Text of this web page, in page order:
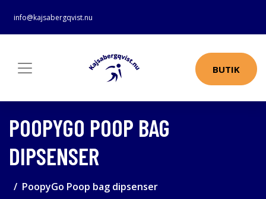
info@kajsabergqvist.nu
BUTIK
POOPYGO POOP BAG
DIPSENSER
PoopyGo Poop bag dipsenser